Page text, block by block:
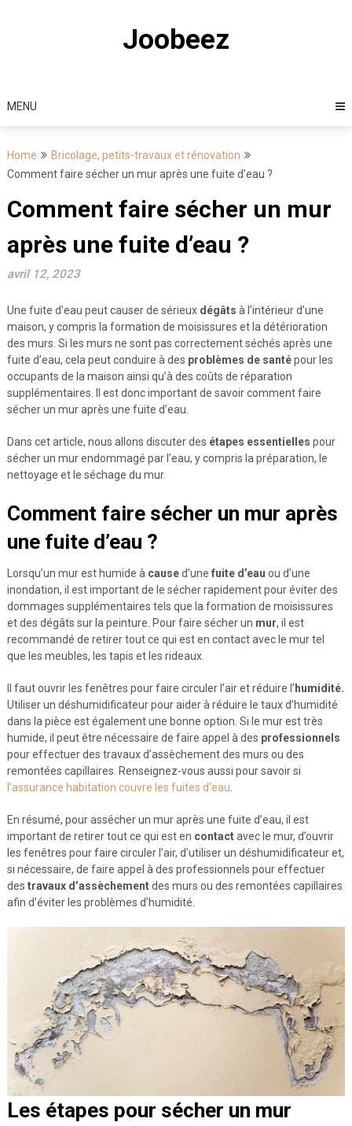
Joobeez
MENU
Home
Bricolage, petits-travaux et rénovation
Comment faire sécher un mur après une fuite d’eau ?
Comment faire sécher un mur
après une fuite d’eau ?
avril 12, 2023
Une fuite d’eau peut causer de sérieux dégâts à l’intérieur d’une
maison, y compris la formation de moisissures et la détérioration
des murs. Si les murs ne sont pas correctement séchés après une
fuite d’eau, cela peut conduire à des problèmes de santépour les
occupants de la maison ainsi qu’à des coûts de réparation
supplémentaires. Il est donc important de savoir comment faire
sécher un mur après une fuite d’eau.
Dans cet article, nous allons discuter des étapes essentielles pour
sécher un mur endommagé par l’eau, y compris la préparation, le
nettoyage et le séchage du mur.
Comment faire sécher un mur après
une fuite d’eau ?
Lorsqu’un mur est humide à caused’une fuite d’eau ou d’une
inondation, il est important de le sécher rapidement pour éviter des
dommages supplémentaires tels que la formation de moisissures
et des dégâts sur la peinture. Pour faire sécher un mur, il est
recommandé de retirer tout ce qui est en contact avec le mur tel
que les meubles, les tapis et les rideaux.
Il faut ouvrir les fenêtres pour faire circuler l’air et réduire l’ humidité.
Utiliser un déshumidificateur pour aider à réduire le taux d’humidité
dans la pièce est également une bonne option. Si le mur est très
humide, il peut être nécessaire de faire appel à des professionnels
pour effectuer des travaux d’assèchement des murs ou des
remontées capillaires. Renseignez-vous aussi pour savoir si
l’assurance habitation couvre les fuites d’eau
En résumé, pour assécher un mur après une fuite d’eau, il est
important de retirer tout ce qui est en contactavec le mur, d’ouvrir
les fenêtres pour faire circuler l’air, d’utiliser un déshumidificateur et,
si nécessaire, de faire appel à des professionnels pour effectuer
des travaux d’assèchementdes murs ou des remontées capillaires
afin d’éviter les problèmes d’humidité.
Les étapes pour sécher un mur